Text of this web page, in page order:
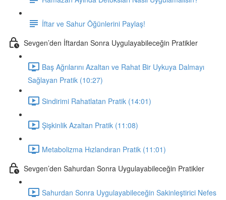
İftar ve Sahur Öğünlerini Paylaş!
Sevgen’den İftardan Sonra Uygulayabileceğin Pratikler
Baş Ağrılarını Azaltan ve Rahat Bir Uykuya Dalmayı
Sağlayan Pratik (10:27)
Sindirimi Rahatlatan Pratik (14:01)
Şişkinlik Azaltan Pratik (11:08)
Metabolizma Hızlandıran Pratik (11:01)
Sevgen’den Sahurdan Sonra Uygulayabileceğin Pratikler
Sahurdan Sonra Uygulayabileceğin Sakinleştirici Nefes